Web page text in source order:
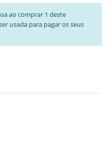
ao comprar 1 deste
usada para pagar os seus